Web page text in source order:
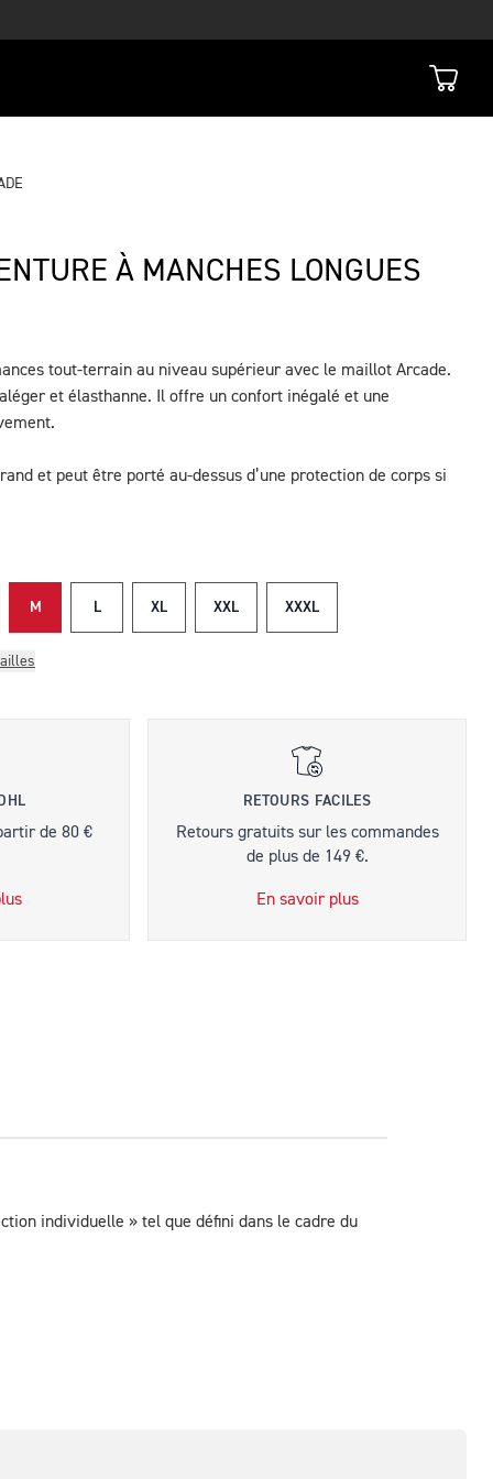
À MANCHES LONGUES
tout-terrain au niveau supérieur avec le maillot Arcade.
et élasthanne. Il offre un confort inégalé et une
et peut être porté au-dessus d’une protection de corps si
M L XL XXL XXXL
de 80 €
RETOURS FACILES
Retours gratuits sur les commandes
de plus de 149 €.
En savoir plus
individuelle » tel que défini dans le cadre du